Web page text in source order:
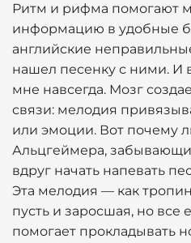
Ритм и рифма помогают
информацию в удобные
английские
нашел песенку с ними. И
мне навсегда. Мозг
связи: мелодия
или эмоции. Вот почему
Альцгеймера,
вдруг начать напевать
Эта мелодия — как
пусть и заросшая, но все
помогает прокладывать